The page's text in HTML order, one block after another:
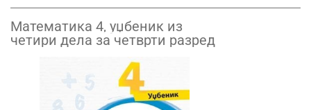
Математика 4, уџбеник из
четири дела за четврти разред